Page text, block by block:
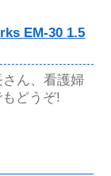
EM-30 1.5
ん、看護婦
どうぞ!